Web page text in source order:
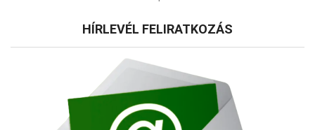
HÍRLEVÉL FELIRATKOZÁS